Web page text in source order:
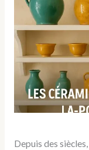
Depuis des siècles,